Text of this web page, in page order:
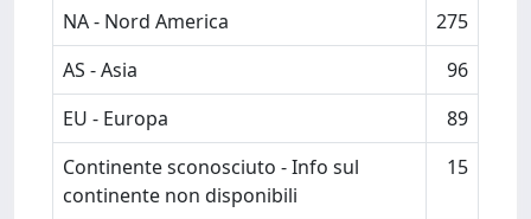
NA - Nord America
275
AS - Asia
96
EU - Europa
89
Continente sconosciuto - Info sul
continente non disponibili
15